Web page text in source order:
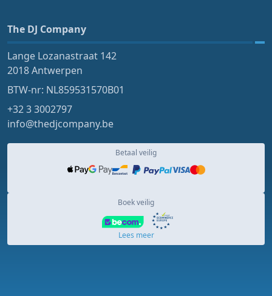
The DJ Company
Lange Lozanastraat 142
2018 Antwerpen
BTW-nr: NL859531570B01
+32 3 3002797
info@thedjcompany.be
Betaal veilig
Boek veilig
Lees meer